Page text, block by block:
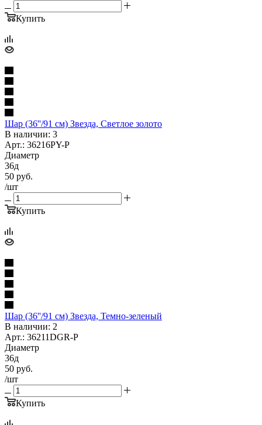
Купить
Шар (36''/91 см) Звезда, Светлое золото
В наличии: 3
Арт.: 36216PY-P
Диаметр
36д
50 руб.
/шт
Купить
Шар (36''/91 см) Звезда, Темно-зеленый
В наличии: 2
Арт.: 36211DGR-P
Диаметр
36д
50 руб.
/шт
Купить